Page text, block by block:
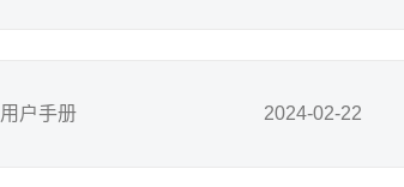
用户手册 2024-02-22